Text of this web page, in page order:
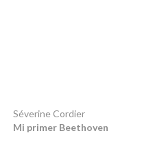
Séverine Cordier
Mi primer Beethoven